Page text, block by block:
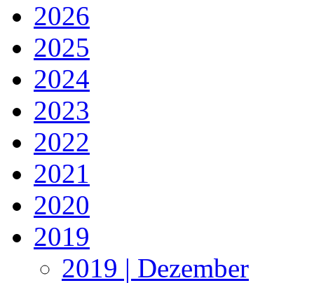
2026
2025
2024
2023
2022
2021
2020
2019
2019 | Dezember